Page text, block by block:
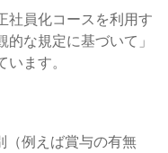
社員化コースを利用す
な規定に基づいて」
ます。
（例えば賞与の有無